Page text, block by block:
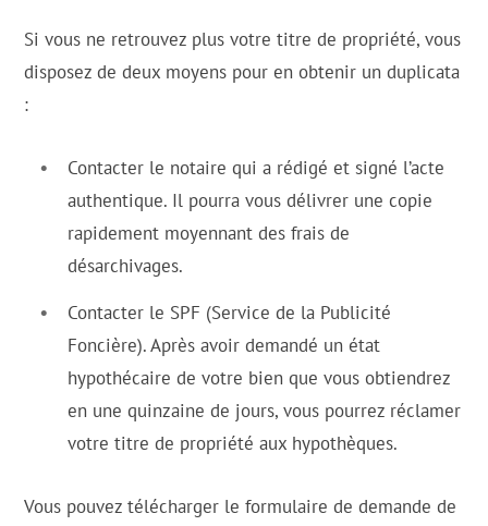
Si vous ne retrouvez plus votre titre de propriété, vous
disposez de deux moyens pour en obtenir un duplicata
:
Contacter le notaire qui a rédigé et signé l’acte
authentique. Il pourra vous délivrer une copie
rapidement moyennant des frais de
désarchivages.
Contacter le SPF (Service de la Publicité
Foncière). Après avoir demandé un état
hypothécaire de votre bien que vous obtiendrez
en une quinzaine de jours, vous pourrez réclamer
votre titre de propriété aux hypothèques.
Vous pouvez télécharger le formulaire de demande de